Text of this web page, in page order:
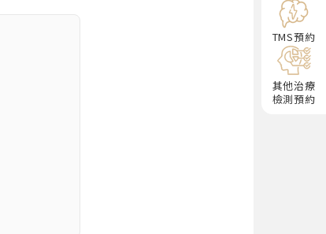
TMS預約
其他治療
檢測預約